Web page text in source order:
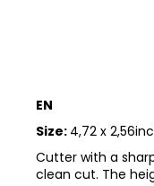
EN
Size: 4,72 x
Cutter with a
clean cut. The